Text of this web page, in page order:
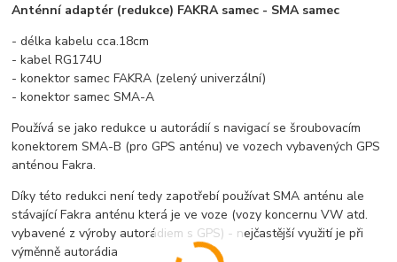
Anténní adaptér (redukce) FAKRA samec - SMA samec
- délka kabelu cca.18cm
- kabel RG174U
- konektor samec FAKRA (zelený univerzální)
- konektor samec SMA-A
Používá se jako redukce u autorádií s navigací se šroubovacím
konektorem SMA-B (pro GPS anténu) ve vozech vybavených GPS
anténou Fakra.
Díky této redukci není tedy zapotřebí používat SMA anténu ale
stávající Fakra anténu která je ve voze (vozy koncernu VW atd.
vybavené z výroby autorádiem s GPS) - nejčastější využití je při
výměnně autorádia